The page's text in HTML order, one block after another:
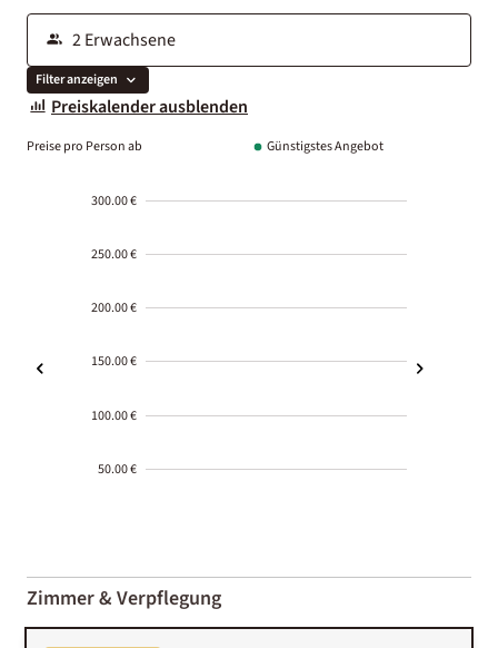
Filter anzeigen
Preiskalender ausblenden
Preise pro Person ab Günstigstes Angebot
300.00 €
250.00 €
200.00 €
150.00 €
100.00 €
50.00 €
01-02
Zimmer & Verpflegung